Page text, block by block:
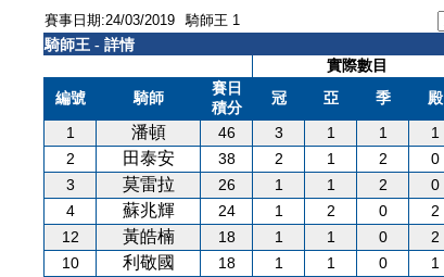
賽事日期:24/03/2019
騎師王 1
騎師王 - 詳情
實際數目
編號
騎師
賽日
積分
冠 亞 季 殿
1 潘頓 46 3 1 1 1
2
田泰安 38 2 1 2
0
3
莫雷拉 26 1 1 2
0
4
蘇兆輝 24 1 2 0
2
12
黃皓楠 18 1 1 0
2
10
利敬國 18 1 1 0
1